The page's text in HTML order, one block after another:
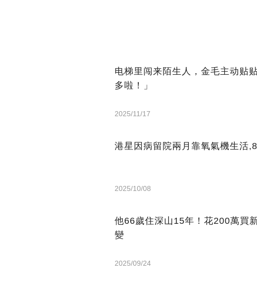
电梯里闯来陌生人，金毛主动贴
多啦！」
2025/11/17
港星因病留院兩月靠氧氣機生活
2025/10/08
他66歲住深山15年！花200萬買
變
2025/09/24